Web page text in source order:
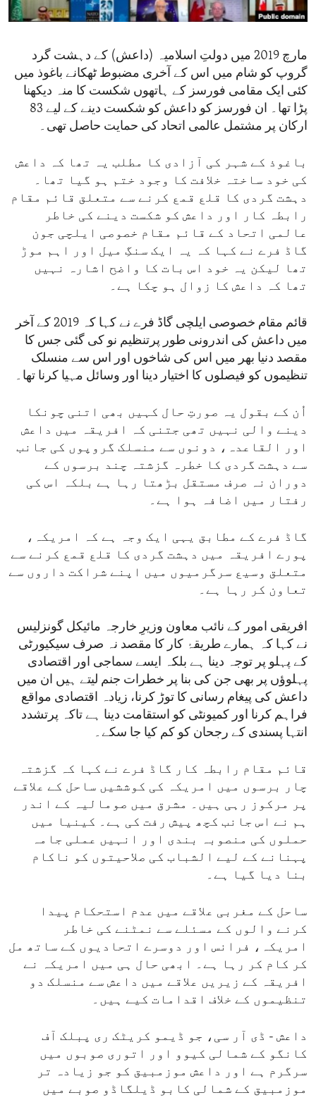
ENVIRONMENT AND HEALTH
مارچ 2019 میں دولتِ اسلامیہ (داعش) کے دہشت گرد
گروپ کو شام میں اس کے آخری مضبوط ٹھکانے باغوذ میں
کئی ایک مقامی فورسز کے ہاتھوں شکست کا منہ دیکھنا
پڑا تھا۔ ان فورسز کو داعش کو شکست دینے کے لیے 83
ارکان پر مشتمل عالمی اتحاد کی حمایت حاصل تھی۔
باغوذ کے شہر کی آزادی کا مطلب یہ تھا کہ داعش
کی خود ساختہ خلافت کا وجود ختم ہو گیا تھا۔
دہشت گردی کا قلع قمع کرنے سے متعلق قائم مقام
رابطہ کار اور داعش کو شکست دینے کی خاطر
عالمی اتحاد کے قائم مقام خصوصی ایلچی جون
گاڈ فرے نے کہا کہ یہ ایک سنگِ میل اور اہم موڑ
تھا لیکن یہ خود اس بات کا واضح اشارہ نہیں
تھا کہ داعش کا زوال ہو چکا ہے۔
قائم مقام خصوصی ایلچی گاڈ فرے نے کہا کہ 2019 کے آخر
میں داعش کی اندرونی طور پرتنظیم نو کی گئی جس کا
مقصد دنیا بھر میں اس کی شاخوں اور اس سے منسلک
تنظیموں کو فیصلوں کا اختیار دینا اور وسائل مہیا کرنا تھا۔
اُن کے بقول یہ صورتِ حال کہیں بھی اتنی چونکا
دینے والی نہیں تھی جتنی کہ افریقہ میں داعش
اور القاعدہ، دونوں سے منسلک گروپوں کی جانب
سے دہشت گردی کا خطرہ گزشتہ چند برسوں کے
دوران نہ صرف مستقل بڑھتا رہا ہے بلکہ اس کی
رفتار میں اضافہ ہوا ہے۔
گاڈ فرے کے مطابق یہی ایک وجہ ہے کہ امریکہ،
پورے افریقہ میں دہشت گردی کا قلع قمع کرنے سے
متعلق وسیع سرگرمیوں میں اپنے شراکت داروں سے
تعاون کر رہا ہے۔
افریقی امور کے نائب معاون وزیرِ خارجہ مائیکل گونزلیس
نے کہا کہ ہمارے طریقۂ کار کا مقصد نہ صرف سیکیورٹی
کے پہلو پر توجہ دینا ہے بلکہ ایسے سماجی اور اقتصادی
پہلوؤں پر بھی جن کی بنا پر خطرات جنم لیتے ہیں ان میں
داعش کی پیغام رسانی کا توڑ کرنا، زیادہ اقتصادی مواقع
فراہم کرنا اور کمیونٹی کو استقامت دینا ہے تاکہ پرتشدد
انتہا پسندی کے رجحان کو کم کیا جا سکے۔
قائم مقام رابطہ کار گاڈ فرے نے کہا کہ گزشتہ
چار برسوں میں امریکہ کی کوششیں ساحل کے علاقے
پر مرکوز رہی ہیں۔ مشرق میں صومالیہ کے اندر
ہم نے اس جانب کچھ پیش رفت کی ہے۔ کینیا میں
حملوں کی منصوبہ بندی اور انہیں عملی جامہ
پہنانے کے لیے الشباب کی صلاحیتوں کو ناکام
بنا دیا گیا ہے۔
ساحل کے مغربی علاقے میں عدم استحکام پیدا
کرنے والوں کے مسئلے سے نمٹنے کی خاطر
امریکہ، فرانس اور دوسرے اتحادیوں کے ساتھ مل
کر کام کر رہا ہے۔ ابھی حال ہی میں امریکہ نے
افریقہ کے زیریں علاقے میں داعش سے منسلک دو
تنظیموں کے خلاف اقدامات کیے ہیں۔
داعش - ڈی آر سی، جو ڈیمو کریٹک ری پبلک آف
کانگو کے شمالی کیوو اور اتوری صوبوں میں
سرگرم ہے اور داعش موزمبیق کو جو زیادہ تر
موزمبیق کے شمالی کابو ڈیلگاڈو صوبے میں